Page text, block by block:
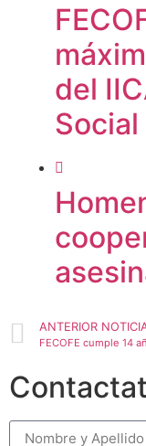
del
Social
ANTERIOR
FECOFE cumple 14